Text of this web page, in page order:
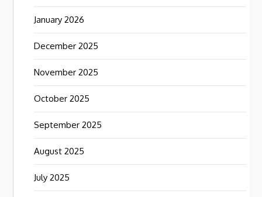
January 2026
December 2025
November 2025
October 2025
September 2025
August 2025
July 2025